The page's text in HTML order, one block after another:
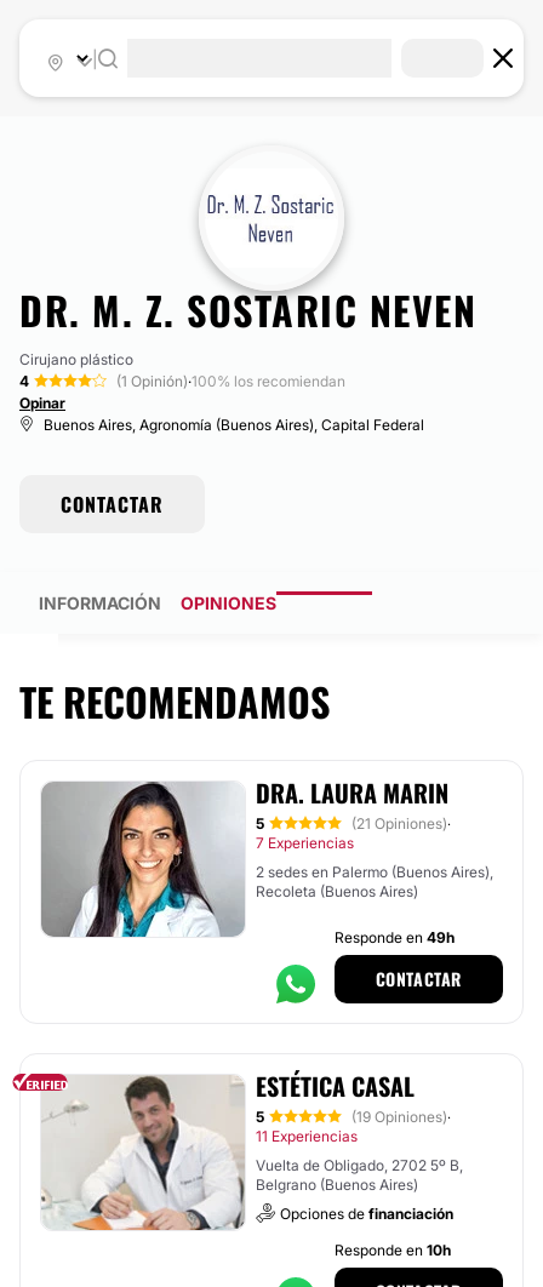
DR. M. Z. SOSTARIC NEVEN
Cirujano plástico
4
(1 Opinión)·100% los recomiendan
Opinar
Buenos Aires, Agronomía (Buenos Aires), Capital Federal
CONTACTAR
INFORMACIÓN OPINIONES
TE RECOMENDAMOS
DRA. LAURA MARIN
5 (21 Opiniones)·
7 Experiencias
2 sedes en Palermo (Buenos Aires),
Recoleta (Buenos Aires)
Responde en 49h
CONTACTAR
ESTÉTICA CASAL
5 (19 Opiniones)·
11 Experiencias
Vuelta de Obligado, 2702 5º B,
Belgrano (Buenos Aires)
Opciones de financiación
Responde en 10h